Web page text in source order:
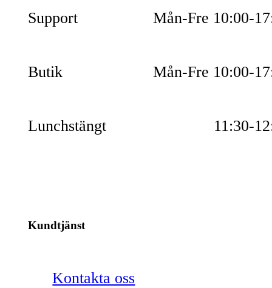
Support Mån-Fre 10:00-
Butik Mån-Fre 10:00-
Lunchstängt 11:30-
Kundtjänst
Kontakta oss